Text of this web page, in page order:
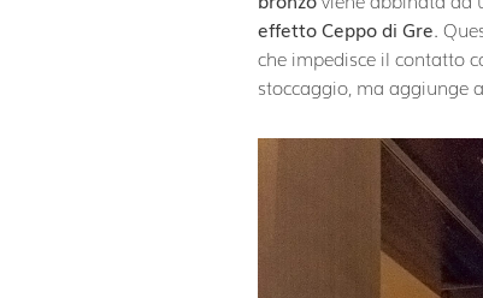
effetto Ceppo di Gre.
che impedisce il contatto
stoccaggio, ma aggiunge